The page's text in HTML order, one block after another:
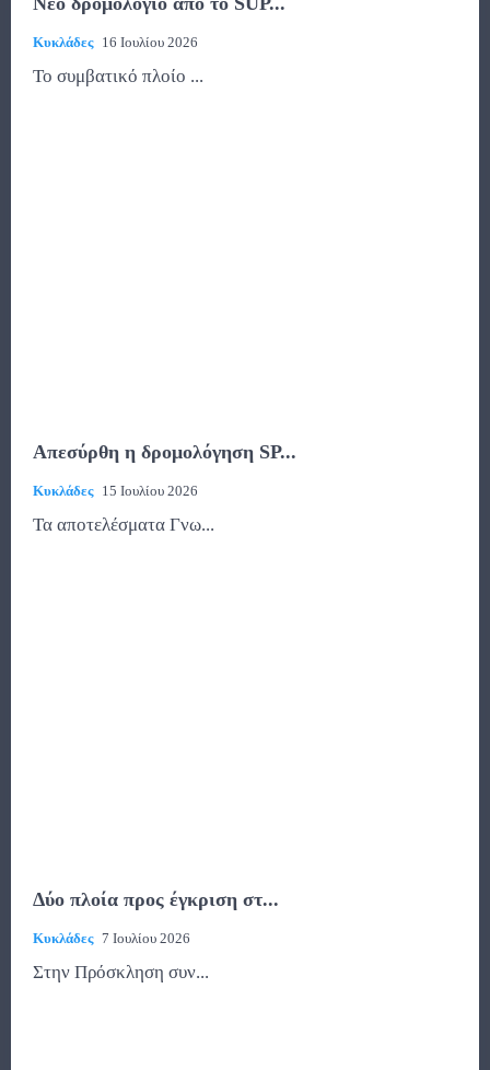
Κυκλάδες 16 Ιουλίου 2026
To συμβατικό πλοίο ...
Απεσύρθη η δρομολόγηση SP...
Κυκλάδες 15 Ιουλίου 2026
Τα αποτελέσματα Γνω...
Δύο πλοία προς έγκριση στ...
Κυκλάδες 7 Ιουλίου 2026
Στην Πρόσκληση συν...